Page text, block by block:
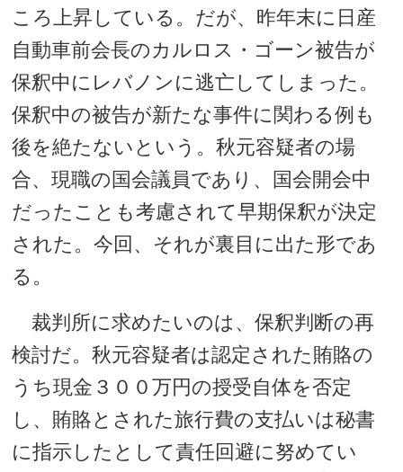
ころ上昇している。だが、昨年末に日産
自動車前会長のカルロス・ゴーン被告が
保釈中にレバノンに逃亡してしまった。
保釈中の被告が新たな事件に関わる例も
後を絶たないという。秋元容疑者の場
合、現職の国会議員であり、国会開会中
だったことも考慮されて早期保釈が決定
された。今回、それが裏目に出た形であ
る。
裁判所に求めたいのは、保釈判断の再
検討だ。秋元容疑者は認定された賄賂の
うち現金３００万円の授受自体を否定
し、賄賂とされた旅行費の支払いは秘書
に指示したとして責任回避に努めてい